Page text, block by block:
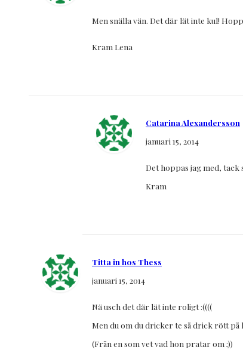
Men snälla vän. Det där lät inte kul!
Kram Lena
Catarina Alexandersson
januari 15, 2014
Det hoppas jag med, tack
Kram
Titta in hos Thess
januari 15, 2014
Nä usch det där lät inte roligt :((((
Men du om du dricker te så drick rött
(Från en som vet vad hon pratar om ;))